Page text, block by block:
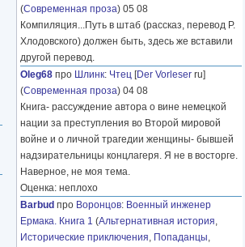
(Современная проза) 05 08
Компиляция...Путь в штаб (рассказ, перевод Р.
Хлодовского) должен быть, здесь же вставили
другой перевод.
Oleg68 про Шлинк: Чтец [Der Vorleser ru]
(Современная проза) 04 08
Книга- рассуждение автора о вине немецкой
нации за преступления во Второй мировой
войне и о личной трагедии женщины- бывшей
надзирательницы концлагеря. Я не в восторге.
Наверное, не моя тема.
Оценка: неплохо
Barbud про Воронцов: Военный инженер
Ермака. Книга 1 (Альтернативная история,
Исторические приключения, Попаданцы,